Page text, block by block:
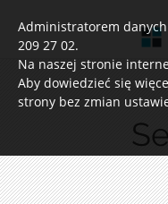
Administratorem danych
209 27 02.
Na naszej stronie
Aby dowiedzieć się
strony bez zmian